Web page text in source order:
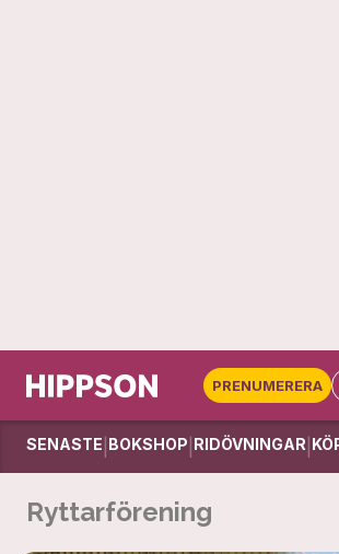
PRENUMERERA
SENASTE BOKSHOP RIDÖVNINGAR
Ryttarförening